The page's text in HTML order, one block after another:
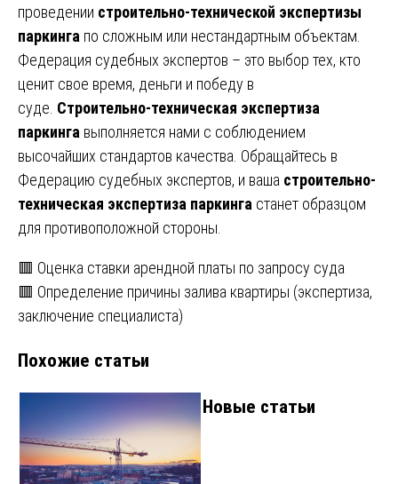
проведении строительно-технической экспертизы
паркинга по сложным или нестандартным объектам.
Федерация судебных экспертов – это выбор тех, кто
ценит свое время, деньги и победу в
суде. Строительно-техническая экспертиза
паркинга выполняется нами с соблюдением
высочайших стандартов качества. Обращайтесь в
Федерацию судебных экспертов, и ваша строительно-
техническая экспертиза паркинга станет образцом
для противоположной стороны.
Навигация
по
🟥 Оценка ставки арендной платы по запросу суда
🟥 Определение причины залива квартиры (экспертиза,
заключение специалиста)
Похожие статьи
Новые статьи